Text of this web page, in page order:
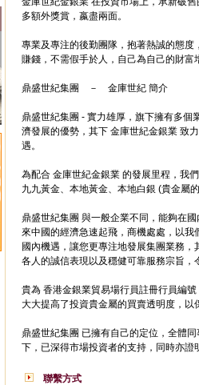
多額外獎賞，嬴盡兩面。
專業及專注的後勤團隊，抱著熱誠的態
賺錢，不需假手於人，自己為自己的財富
鼎盛世紀集團 － 金庫世紀 簡介
鼎盛世紀集團 - 實力雄厚，旗下擁有多個
濟發展的優勢，其下 金庫世紀金銀業 致
遇。
為配合 金庫世紀金銀業 的發展里程，我
九九黃金、本地黃金、本地白銀 (貴金屬
鼎盛世紀集團 與一般企業不同，能夠在
來中國的經濟急速起飛，商機處處，以
國內機遇，讓您更專注地發展集團業務
各人的誠信表現以及穩健可靠服務宗旨
貴為 香港金銀業貿易場行員註冊行員編
大大提高了投資貴金屬的買賣透明度，以
鼎盛世紀集團 已擁有自己的定位，全體
下，已深得市場投資者的支持，同時亦
聯繫方式